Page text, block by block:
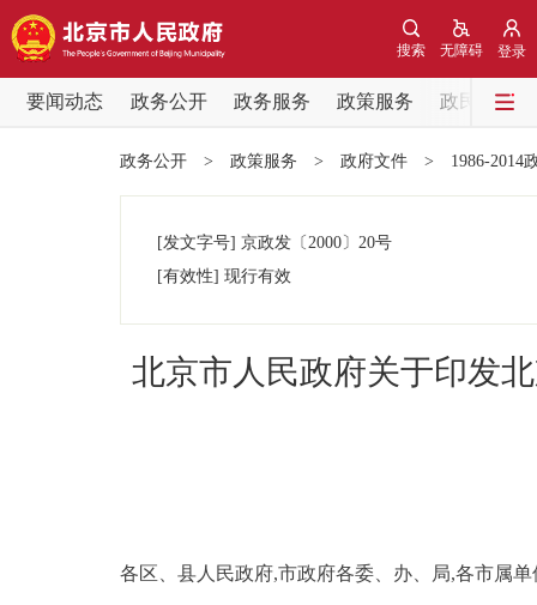
登录
无障碍
搜索
要闻动态 政务公开 政务服务 政策服务
政民互动
党中央精神
政务公开 > 政策服务 > 政府文件 > 1986-2014
[发文字号] 京政发 〔2000〕 20号
[有效性] 现行有效
北京市人民政府关于印发
各区、县人民政府,市政府各委、办、局,各市属单